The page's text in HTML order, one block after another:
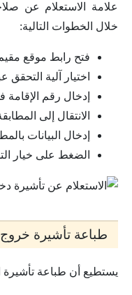
علامة الاستعلام عن
خلال الخطوات التالية:
فتح رابط موقع
اختيار آلية التحقق
إدخال رقم
الانتقال إلى
إدخال البيانات
الضغط على خيار
طباعة تأشيرة
يستطيع أن طباعة تأشيرة